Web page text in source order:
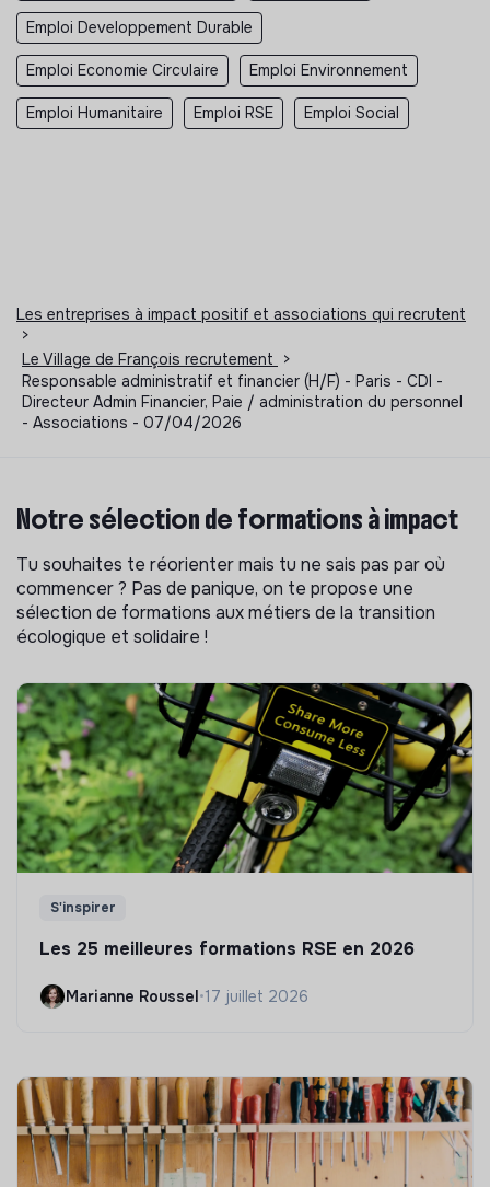
Emploi Developpement Durable
Emploi Economie Circulaire Emploi Environnement
Emploi Humanitaire Emploi RSE Emploi Social
Les entreprises à impact positif et associations qui recrutent
>
Le Village de François recrutement
>
Responsable administratif et financier (H/F) - Paris - CDI -
Directeur Admin Financier, Paie / administration du personnel
- Associations - 07/04/2026
Notre sélection de formations à impact
Tu souhaites te réorienter mais tu ne sais pas par où
commencer ? Pas de panique, on te propose une
sélection de formations aux métiers de la transition
écologique et solidaire !
S'inspirer
Les 25 meilleures formations RSE en 2026
Marianne Roussel•17 juillet 2026